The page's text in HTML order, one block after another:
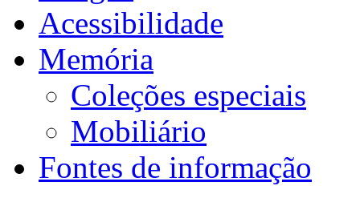
Acessibilidade
Memória
Coleções especiais
Mobiliário
Fontes de informação